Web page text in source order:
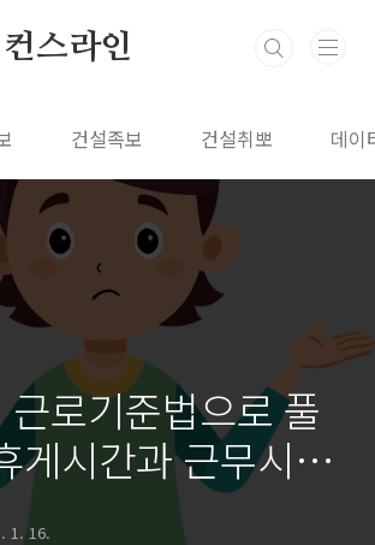
스라인
건설족보 건설취뽀 데이
로기준법으로 풀
게시간과 근무시간
1. 16.